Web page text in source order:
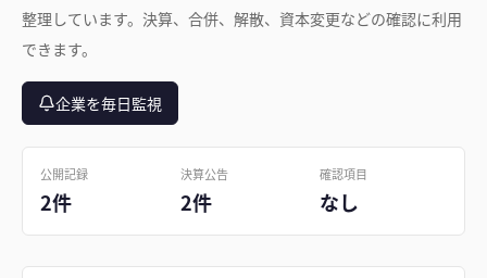
整理しています。決算、合併、解散、資本変更などの確認に利用
できます。
企業を毎日監視
公開記録
2件
決算公告
2件
確認項目
なし